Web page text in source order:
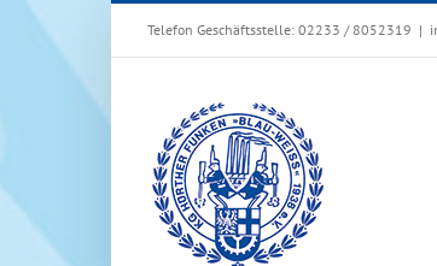
Zum
Telefon Geschäftsstelle: 02233 / 8052319 |